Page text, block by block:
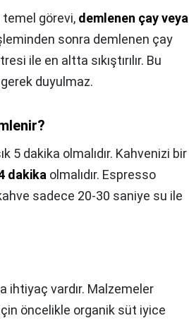
temel görevi, demlenen çay veya
sonra demlenen çay
ile en altta sıkıştırılır. Bu
duyulmaz.
dakika olmalıdır. Kahvenizi bir
dakika olmalıdır. Espresso
sadece 20-30 saniye su ile
ihtiyaç vardır. Malzemeler
öncelikle organik süt iyice